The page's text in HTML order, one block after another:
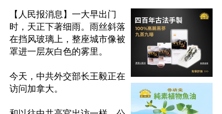
【人民报消息】一大早出门
时，天正下著细雨。雨丝斜落
在挡风玻璃上，整座城市像被
罩进一层灰白色的雾里。
今天，中共外交部长王毅正在
访问加拿大。